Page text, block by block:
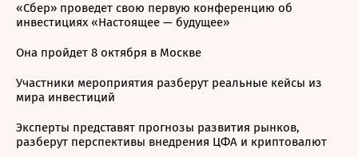
«Сбер» проведет свою первую конференцию об
инвестициях «Настоящее — будущее»
Она пройдет 8 октября в Москве
Участники мероприятия разберут реальные кейсы из
мира инвестиций
Эксперты представят прогнозы развития рынков,
разберут перспективы внедрения ЦФА и криптовалют